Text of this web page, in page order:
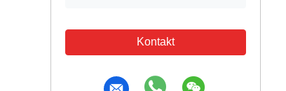
Kontakt